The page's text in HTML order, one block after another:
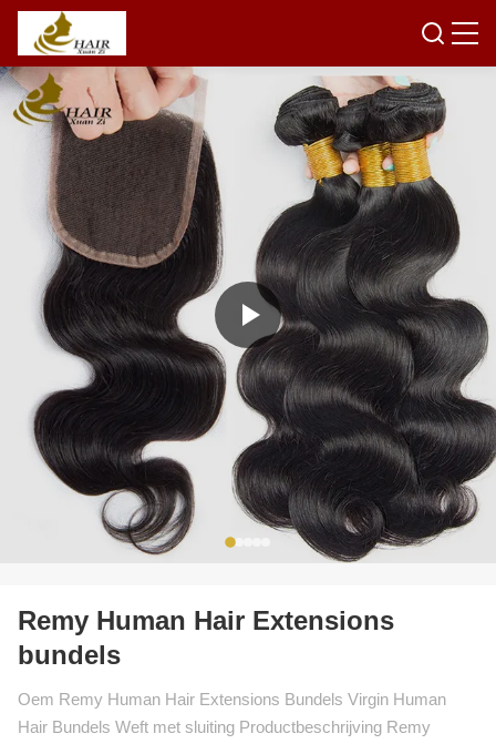
Remy Human Hair Extensions
bundels
Oem Remy Human Hair Extensions Bundels Virgin Human
Hair Bundels Weft met sluiting Productbeschrijving Remy